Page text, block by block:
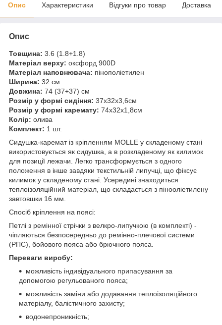
Опис Характеристики Відгуки про товар Доставка
Опис
Товщина: 3.6 (1.8+1.8)
Матеріал верху: оксфорд 900D
Матеріал наповнювача: пінополіетилен
Ширина: 32 см
Довжина: 74 (37+37) см
Розмір у формі сидіння: 37х32х3,6см
Розмір у формі каремату: 74х32х1,8см
Колір: олива
Комплект: 1 шт.
Сидушка-каремат із кріпленням MOLLE у складеному стані
використовується як сидушка, а в розкладеному як килимок
для позиції лежачи. Легко трансформується з одного
положення в інше завдяки текстильній липучці, що фіксує
килимок у складеному стані. Усередині знаходиться
теплоізоляційний матеріал, що складається з пінооліетилену
завтовшки 16 мм.
Спосіб кріплення на поясі:
Петлі з ремінної стрічки з велкро-липучкою (в комплекті) -
чіпляються безпосередньо до ремінно-плечової системи
(РПС), бойового пояса або брючного пояса.
Переваги виробу:
можливість індивідуального припасування за
допомогою регульованого пояса;
можливість заміни або додавання теплоізоляційного
матеріалу, балістичного захисту;
водонепроникність;